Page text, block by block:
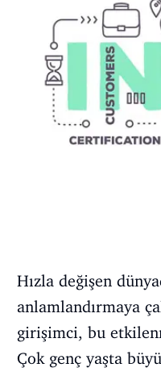
Hızla değişen
anlamlandırmaya
girişimci, bu
Çok genç yaşta